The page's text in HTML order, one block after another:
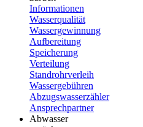
Informationen
Wasserqualität
Wassergewinnung
Aufbereitung
Speicherung
Verteilung
Standrohrverleih
Wassergebühren
Abzugswasserzähler
Ansprechpartner
Abwasser